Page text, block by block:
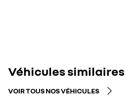
Véhicules similaires
VOIR TOUS NOS VÉHICULES